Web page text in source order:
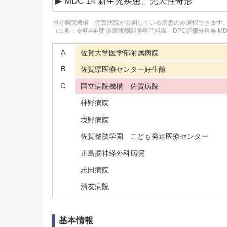
国立病院機構 佐賀病院が公開している疾患のみ選択できます。
（出典：令和4年度 診療報酬調査専門組織・DPC評価分科会
A
佐賀大学医学部附属病院
B
佐賀県医療センター好生館
C
国立病院機構 佐賀病院
神野病院
境野病院
佐賀整肢学園 こども発達医療センター
正島脳神経外科病院
志田病院
清友病院
福岡病院
基本情報